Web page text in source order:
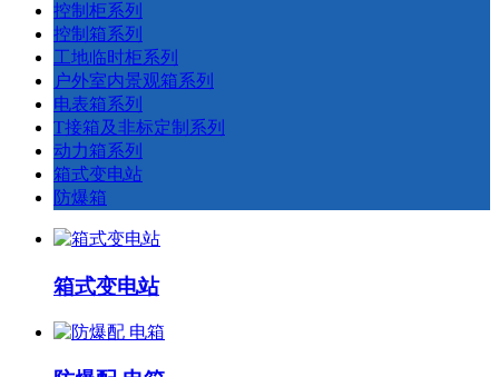
控制柜系列
控制箱系列
工地临时柜系列
户外室内景观箱系列
电表箱系列
T接箱及非标定制系列
动力箱系列
箱式变电站
防爆箱
箱式变电站